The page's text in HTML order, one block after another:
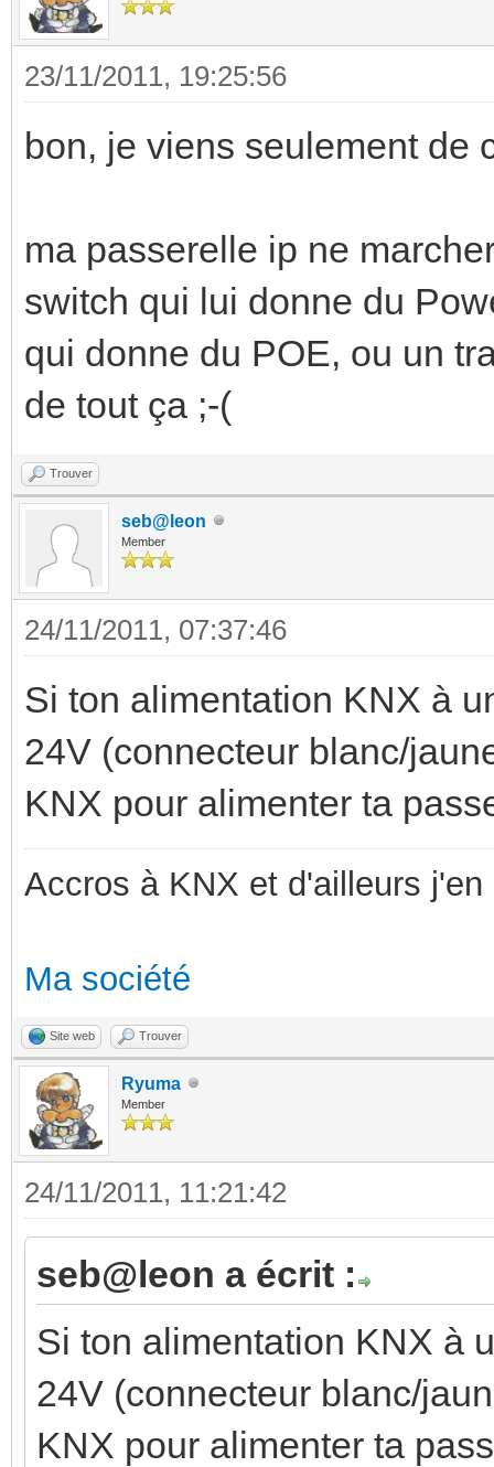
23/11/2011, 19:25:56
bon, je viens seulement de
ma passerelle ip ne
switch qui lui donne du
qui donne du POE, ou un
de tout ça ;-(
Trouver
seb@leon
Member
24/11/2011, 07:37:46
Si ton alimentation KNX à
24V (connecteur blanc/
KNX pour alimenter ta
Accros à KNX et d'ailleurs
Ma société
Site web Trouver
Ryuma
Member
24/11/2011, 11:21:42
seb@leon a écrit :
Si ton alimentation KNX à
24V (connecteur blanc/
KNX pour alimenter ta